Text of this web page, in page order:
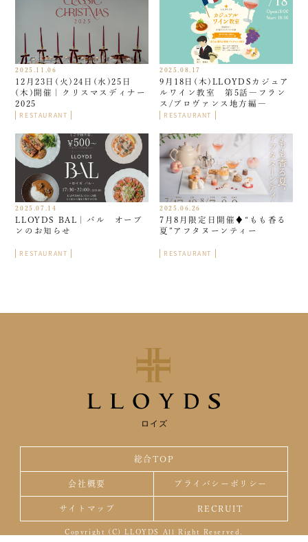
2025.11.06
12月23日(火)24日(水)25日
(木)開催｜クリスマスディナー
2025
RESTAURANT
2025.08.17
9月18日(木)LLOYDSカジュア
ルワイン教室 第5話―フラン
ス/プロヴァンス地方編―
RESTAURANT
2025.07.14
LLOYDS BAL｜バル オープ
ンのお知らせ
RESTAURANT
2025.06.26
7月8月限定日開催♦︎“もも香る
夏”アフタヌーンティー
RESTAURANT
ロイズ
総合TOP
会社概要 プライバシーポリシー
サイトマップ RECRUIT
Copyright (C) LLOYDS All Right Reserved.